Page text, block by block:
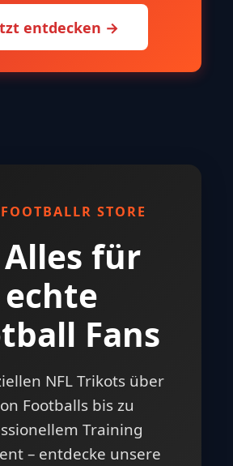
entdecken →
STORE
Alles für
echte
Fans
NFL Trikots über
Footballs bis zu
Training
– entdecke unsere